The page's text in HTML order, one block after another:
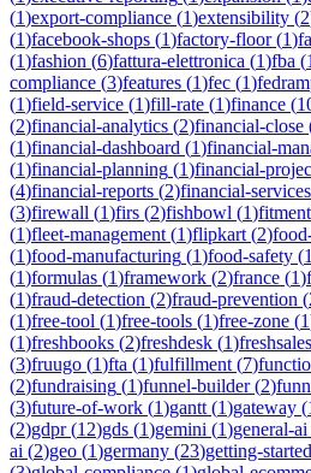
(1)export-compliance (1)extensibility (2
(1)facebook-shops (1)factory-floor(1)
(1)fashion (6)fattura-elettronica (1)fba (1
compliance (3)features (1)fec (1)
(1)field-service (1)fill-rate (1)finance (
(2)financial-analytics (2)financial-close
(1)financial-dashboard (1)financial-
(1)financial-planning (1)financial-
(4)financial-reports (2)financial-services
(3)firewall (1)firs (2)fishbowl (1)
(1)fleet-management (1)flipkart (2)
(1)food-manufacturing (1)food-safety (1
(1)formulas (1)framework (2)france (1)
(1)fraud-detection (2)fraud-prevention (
(1)free-tool (1)free-tools (1)free-zone (1
(1)freshbooks (2)freshdesk (1)freshsales
(3)fruugo (1)fta (1)fulfillment (7)
(2)fundraising (1)funnel-builder(2)
(3)future-of-work (1)gantt (1)gateway (
(2)gdpr(12)gds (1)gemini (1)general-ai
ai (2)geo (1)germany (23)getting-started